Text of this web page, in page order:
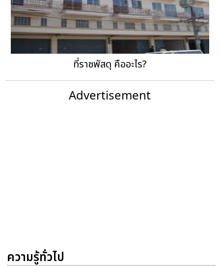
ที่ราชพัสดุ คืออะไร?
Advertisement
ความรู้ทั่วไป